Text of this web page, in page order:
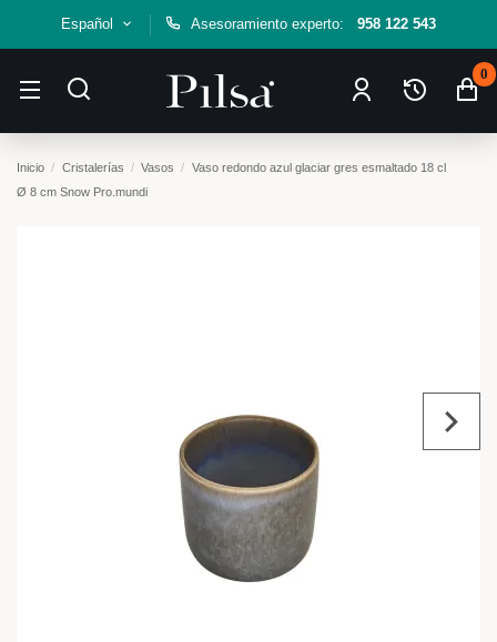
Español Asesoramiento experto: 958 122 543
0
Inicio Cristalerías Vasos
Vaso redondo azul glaciar gres esmaltado 18 cl
Ø 8 cm Snow Pro.mundi